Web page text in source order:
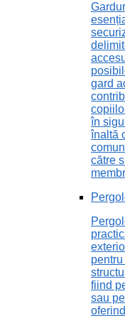
gard
în
înaltă
către
fiind
sau